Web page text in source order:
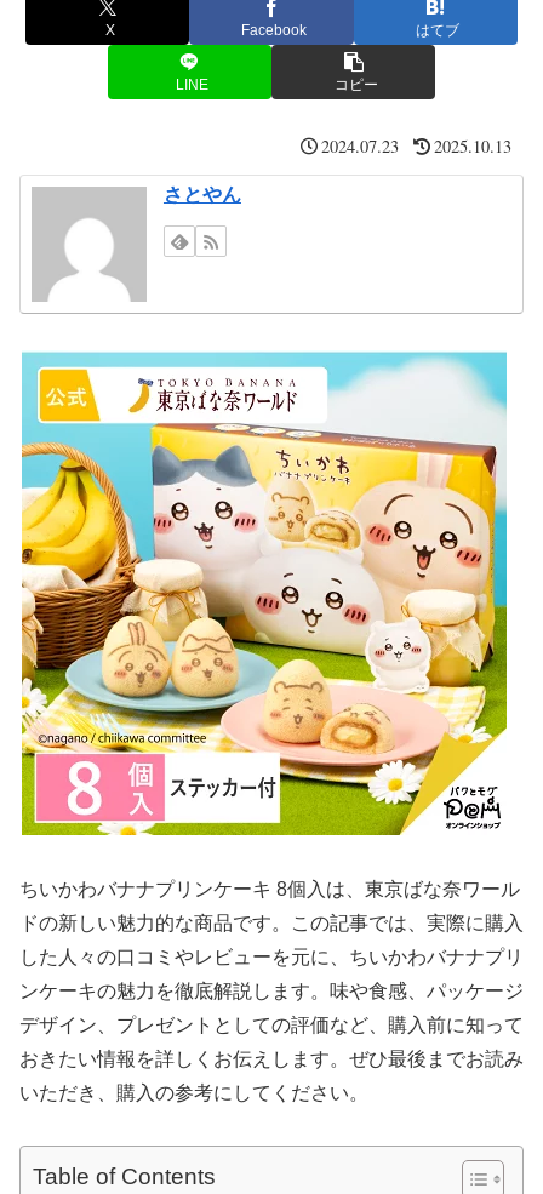
X Facebook はてブ
LINE コピー
2024.07.23 2025.10.13
さとやん
ちいかわバナナプリンケーキ 8個入は、東京ばな奈ワール
ドの新しい魅力的な商品です。この記事では、実際に購入
した人々の口コミやレビューを元に、ちいかわバナナプリ
ンケーキの魅力を徹底解説します。味や食感、パッケージ
デザイン、プレゼントとしての評価など、購入前に知って
おきたい情報を詳しくお伝えします。ぜひ最後までお読み
いただき、購入の参考にしてください。
Table of Contents